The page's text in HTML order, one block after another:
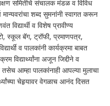
समितीचे संचालक मंडळ व विविध
शब्द सुमनांनी स्वागत करून
व विशेष प्रावीण्य
स्कूल बॅग, ट्रॉफी, प्रमाणपत्र,
व पालकांनी कार्यक्रमा बाबत
विद्यार्थ्यांना अजून जिद्दीने व
आम्हा पालकांनाही आपल्या मुलाचा
चेहर्‍यावर वेगळाच आनंद दिसत